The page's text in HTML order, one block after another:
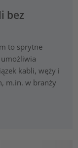
bez
to sprytne
kabli, węży i
m.in. w branży